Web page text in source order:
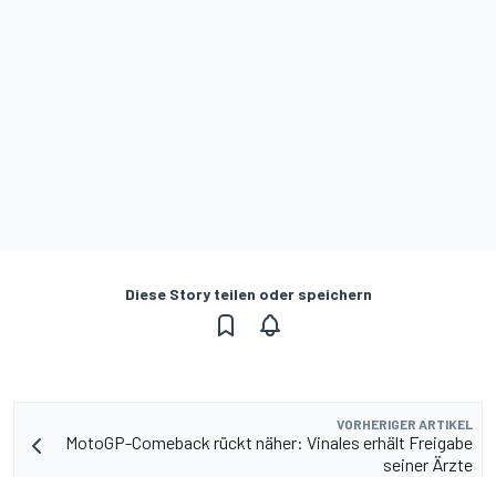
Diese Story teilen oder speichern
VORHERIGER ARTIKEL
MotoGP-Comeback rückt näher: Vinales erhält Freigabe
seiner Ärzte